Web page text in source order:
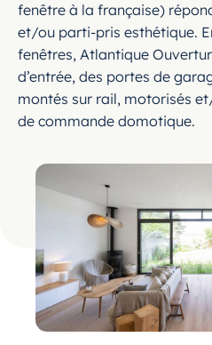
fenêtre à la française)
et/ou parti-pris esthétique.
fenêtres, Atlantique
d’entrée, des portes de
montés sur rail, motorisés
de commande domotique.